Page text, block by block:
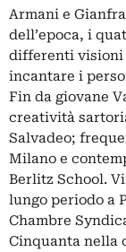
Armani e
dell’epoca, i
differenti visioni
incantare i
Fin da giovane
creatività
Salvadeo;
Milano e
Berlitz School.
lungo periodo a
Chambre
Cinquanta nella